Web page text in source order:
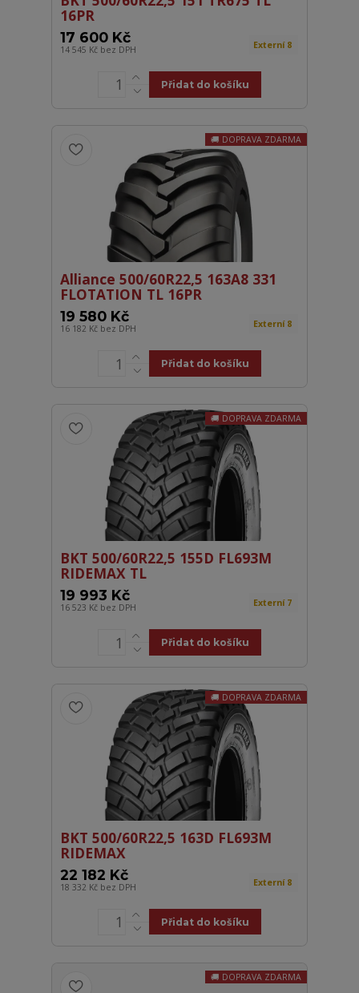
16PR
17 600 Kč
14 545 Kč bez DPH Externí 8
Přidat do košíku
DOPRAVA ZDARMA
Alliance 500/60R22,5 163A8 331
FLOTATION TL 16PR
19 580 Kč
16 182 Kč bez DPH Externí 8
Přidat do košíku
DOPRAVA ZDARMA
BKT 500/60R22,5 155D FL693M
RIDEMAX TL
19 993 Kč
16 523 Kč bez DPH Externí 7
Přidat do košíku
DOPRAVA ZDARMA
BKT 500/60R22,5 163D FL693M
RIDEMAX
22 182 Kč
18 332 Kč bez DPH Externí 8
Přidat do košíku
DOPRAVA ZDARMA